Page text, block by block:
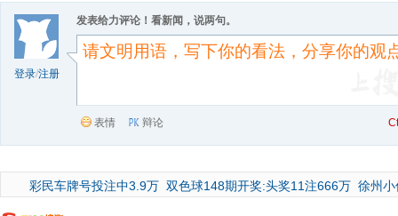
登录/注册
发表给力评论！看新闻，说两句。
表情 辩论
彩民车牌号投注中3.9万 双色球148期开奖:头奖11注666万 徐州